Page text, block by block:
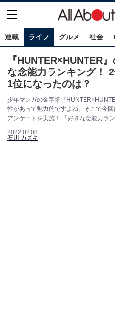
連載 ライフ グルメ 社会
『HUNTER×HUNTER
な念能力ランキング！
1位になったのは？
少年マンガの金字塔『
性があって魅力的ですよね。そこで今
アンケートを実施！ 「好きな念能力ラ
2022.02.08
石川 カズキ